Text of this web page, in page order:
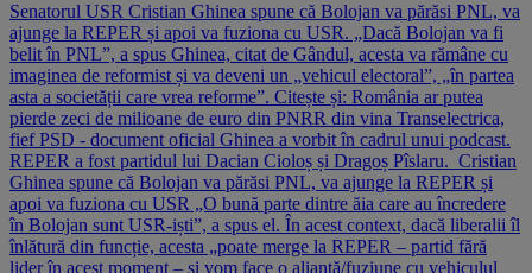
Senatorul USR Cristian Ghinea spune că Bolojan va părăsi PNL, va
ajunge la REPER și apoi va fuziona cu USR. „Dacă Bolojan va fi
belit în PNL”, a spus Ghinea, citat de Gândul, acesta va rămâne cu
imaginea de reformist și va deveni un „vehicul electoral”, „în partea
asta a societății care vrea reforme”. Citește și: România ar putea
pierde zeci de milioane de euro din PNRR din vina Transelectrica,
fief PSD - document oficial Ghinea a vorbit în cadrul unui podcast.
REPER a fost partidul lui Dacian Cioloș și Dragoș Pîslaru. Cristian
Ghinea spune că Bolojan va părăsi PNL, va ajunge la REPER și
apoi va fuziona cu USR „O bună parte dintre ăia care au încredere
în Bolojan sunt USR-iști”, a spus el. În acest context, dacă liberalii îl
înlătură din funcție, acesta „poate merge la REPER – partid fără
lider în acest moment – și vom face o alianță/fuziune cu vehiculul